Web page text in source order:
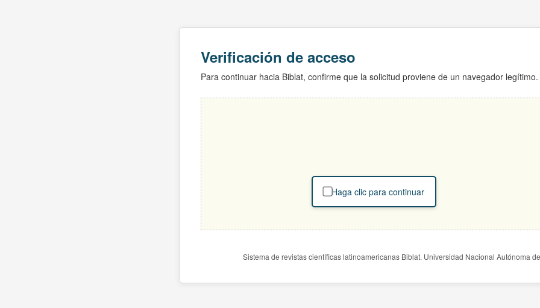
Verificación de acceso
Para continuar hacia Biblat, confirme que la solicitud proviene de un navegador legítimo.
Haga clic para continuar
Sistema de revistas científicas latinoamericanas Biblat. Universidad Nacional Autónoma